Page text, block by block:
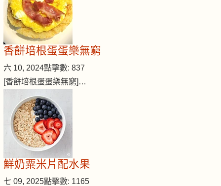
香餅培根蛋蛋樂無窮
六 10, 2024點擊數: 837
[香餅培根蛋蛋樂無窮]…
鮮奶粟米片配水果
七 09, 2025點擊數: 1165